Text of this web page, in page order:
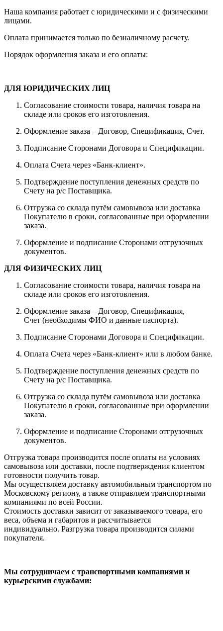
Наша компания работает с юридическими и с физическими
лицами.
Оплата принимается только по безналичному расчету.
Порядок оформления заказа и его оплаты:
ДЛЯ ЮРИДИЧЕСКИХ ЛИЦ
Согласование стоимости товара, наличия товара на
складе или сроков его изготовления.
Оформление заказа – Договор, Спецификация, Счет.
Подписание Сторонами Договора и Спецификации.
Оплата Счета через «Банк-клиент».
Подтверждение поступления денежных средств по
Счету на р/с Поставщика.
Отгрузка со склада путём самовывоза или доставка
Покупателю в сроки, согласованные при оформлении
заказа.
Оформление и подписание Сторонами отгрузочных
документов.
ДЛЯ ФИЗИЧЕСКИХ ЛИЦ
Согласование стоимости товара, наличия товара на
складе или сроков его изготовления.
Оформление заказа – Договор, Спецификация,
Счет (необходимы ФИО и данные паспорта).
Подписание Сторонами Договора и Спецификации.
Оплата Счета через «Банк-клиент» или в любом банке.
Подтверждение поступления денежных средств по
Счету на р/с Поставщика.
Отгрузка со склада путём самовывоза или доставка
Покупателю в сроки, согласованные при оформлении
заказа.
Оформление и подписание Сторонами отгрузочных
документов.
Отгрузка товара производится после оплаты на условиях
самовывоза или доставки, после подтверждения клиентом
готовности получить товар.
Мы осуществляем доставку автомобильным транспортом по
Московскому региону, а также отправляем транспортными
компаниями по всей России.
Стоимость доставки зависит от заказываемого товара, его
веса, объема и габаритов и рассчитывается
индивидуально. Разгрузка товара производится силами
покупателя.
Мы сотрудничаем с транспортными компаниями и
курьерскими службами: